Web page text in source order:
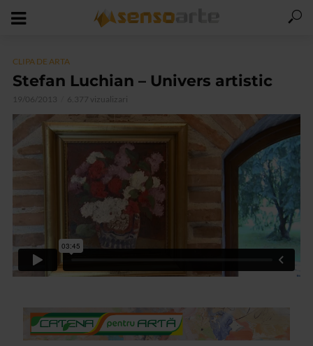
CLIPA DE ARTA
Stefan Luchian – Univers artistic
19/06/2013 6.377 vizualizari